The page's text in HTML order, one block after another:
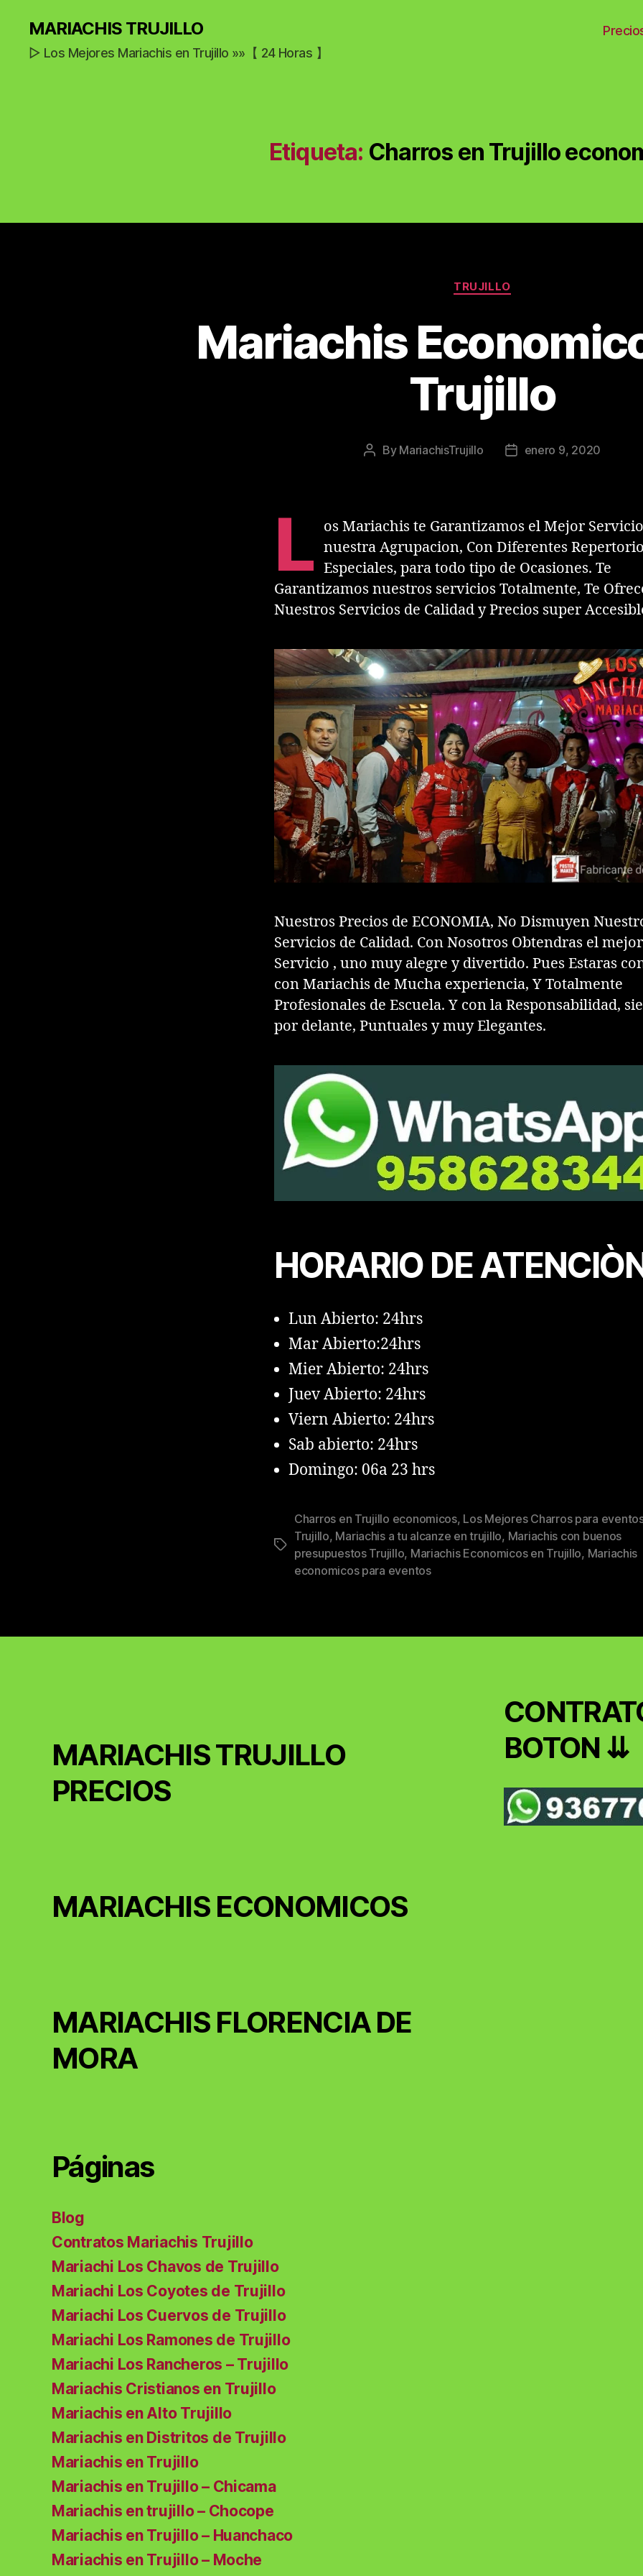
MARIACHIS TRUJILLO
▷ Los Mejores Mariachis en Trujillo »»【 24 Horas 】
Etiqueta: Charros en Trujillo
Categories
TRUJILLO
Mariachis
Trujillo
Post
By MariachisTrujillo
Postenero 9, 2020
L os Mariachis te Garantizamos el Mejor
nuestra Agrupacion, Con Diferentes
Especiales, para todo tipo de Ocasiones. Te
Garantizamos nuestros servicios Totalmente, Te
Nuestros Servicios de Calidad y Precios super
Nuestros Precios de ECONOMIA, No Dismuyen
Servicios de Calidad. Con Nosotros Obtendras el mejor
Servicio , uno muy alegre y divertido. Pues Estaras
con Mariachis de Mucha experiencia, Y Totalmente
Profesionales de Escuela. Y con la Responsabilidad,
por delante, Puntuales y muy Elegantes.
HORARIO DE
Lun Abierto: 24hrs
Mar Abierto:24hrs
Mier Abierto: 24hrs
Juev Abierto: 24hrs
Viern Abierto: 24hrs
Sab abierto: 24hrs
Domingo: 06a 23 hrs
Tags
Charros en Trujillo economicos, Los Mejores Charros para
Trujillo, Mariachis a tu alcanze en trujillo, Mariachis con buenos
presupuestos Trujillo, Mariachis Economicos en Trujillo, Mariachis
economicos para eventos
MARIACHIS TRUJILLO
PRECIOS
MARIACHIS ECONOMICOS
MARIACHIS FLORENCIA DE
MORA
Páginas
Blog
Contratos Mariachis Trujillo
Mariachi Los Chavos de Trujillo
Mariachi Los Coyotes de Trujillo
Mariachi Los Cuervos de Trujillo
Mariachi Los Ramones de Trujillo
Mariachi Los Rancheros – Trujillo
Mariachis Cristianos en Trujillo
Mariachis en Alto Trujillo
Mariachis en Distritos de Trujillo
Mariachis en Trujillo
Mariachis en Trujillo – Chicama
Mariachis en trujillo – Chocope
Mariachis en Trujillo – Huanchaco
Mariachis en Trujillo – Moche
BOTON ⇊